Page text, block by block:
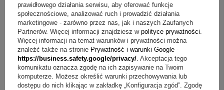
pudełko welurowe w kolorze czerwonym lub
granatowym, do wyboru
tabliczka z indywidualną dedykacją
prawidłowego działania serwisu, aby oferować funkcje
społecznościowe, analizować ruch i prowadzić działania
marketingowe - zarówno przez nas, jak i naszych Zaufanych
Partnerów. Więcej informacji znajdziesz w polityce prywatności.
Więcej informacji na temat warunków i prywatności można
znaleźć także na stronie Prywatność i warunki Google -
https://business.safety.google/privacy/. Akceptacja tego
komunikatu oznacza zgodę na ich zapisywanie na Twoim
komputerze. Możesz określić warunki przechowywania lub
dostępu do nich klikając w zakładkę „Konfiguracja zgód”. Zgodę